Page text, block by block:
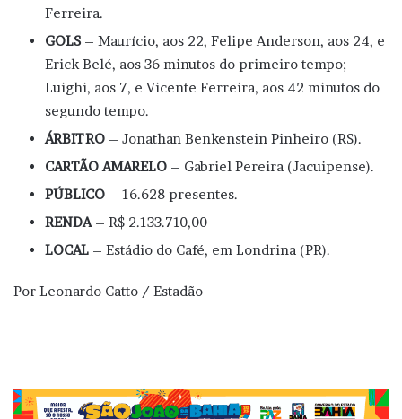
Ferreira.
GOLS – Maurício, aos 22, Felipe Anderson, aos 24, e
Erick Belé, aos 36 minutos do primeiro tempo;
Luighi, aos 7, e Vicente Ferreira, aos 42 minutos do
segundo tempo.
ÁRBITRO – Jonathan Benkenstein Pinheiro (RS).
CARTÃO AMARELO – Gabriel Pereira (Jacuipense).
PÚBLICO – 16.628 presentes.
RENDA – R$ 2.133.710,00
LOCAL – Estádio do Café, em Londrina (PR).
Por Leonardo Catto / Estadão